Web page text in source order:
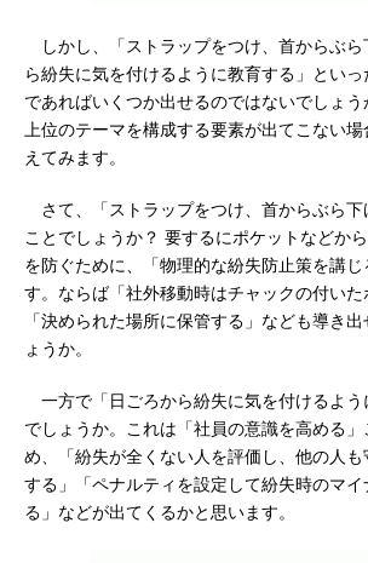
しかし、「ストラップをつけ、首からぶら
ら紛失に気を付けるように教育する」とい
であればいくつか出せるのではないでしょ
上位のテーマを構成する要素が出てこない
えてみます。
さて、「ストラップをつけ、首からぶら下
ことでしょうか？ 要するにポケットなどか
を防ぐために、「物理的な紛失防止策を講じ
す。ならば「社外移動時はチャックの付いた
「決められた場所に保管する」なども導き
ょうか。
一方で「日ごろから紛失に気を付けるよう
でしょうか。これは「社員の意識を高める
め、「紛失が全くない人を評価し、他の人も
する」「ペナルティを設定して紛失時のマ
る」などが出てくるかと思います。